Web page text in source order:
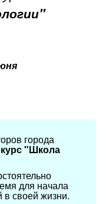
города
курс "Школа
для начала
своей жизни.